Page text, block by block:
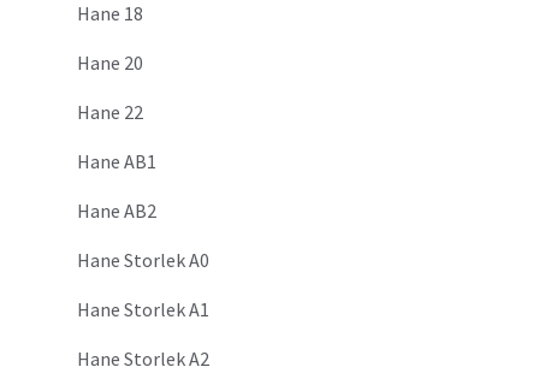
Hane 18
Hane 20
Hane 22
Hane AB1
Hane AB2
Hane Storlek A0
Hane Storlek A1
Hane Storlek A2